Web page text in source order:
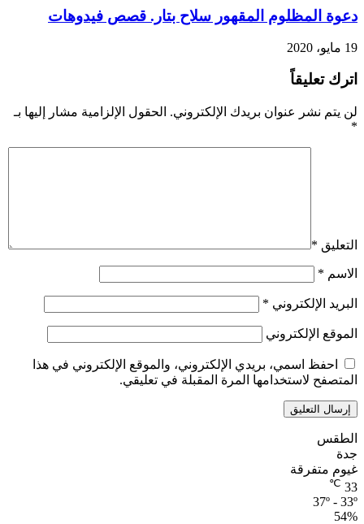
دعوة المظلوم المقهور سلاح بتار. قصص فيدوهات
19 مايو، 2020
اترك تعليقاً
لن يتم نشر عنوان بريدك الإلكتروني. الحقول الإلزامية مشار إليها بـ
*
التعليق *
الاسم *
البريد الإلكتروني *
الموقع الإلكتروني
احفظ اسمي، بريدي الإلكتروني، والموقع الإلكتروني في هذا
المتصفح لاستخدامها المرة المقبلة في تعليقي.
الطقس
جدة
غيوم متفرقة
33
℃
37º - 33º
54%